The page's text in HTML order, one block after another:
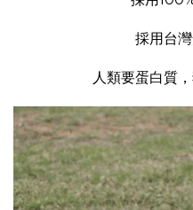
採用台
人類要蛋白質